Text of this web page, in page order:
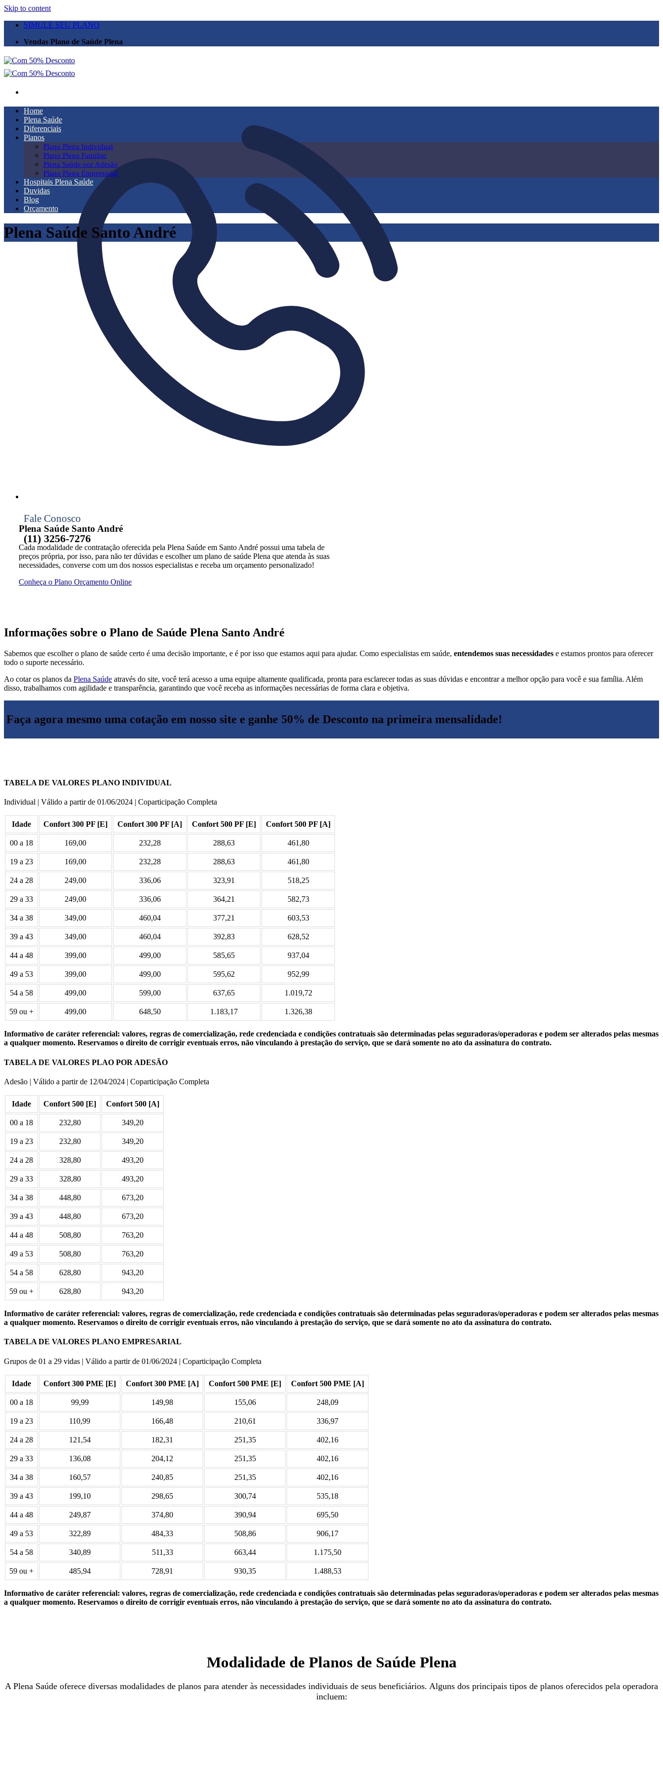
Skip to content
SIMULE SEU PLANO
Vendas Plano de Saúde Plena
Fale Conosco
(11) 3256-7276
Home
Plena Saúde
Diferenciais
Planos
Plano Plena Individual
Plano Plena Familiar
Plena Saúde por Adesão
Plano Plena Empresarial
Hospitais Plena Saúde
Duvidas
Blog
Orçamento
Plena Saúde Santo André
Plena Saúde Santo André
Cada modalidade de contratação oferecida pela Plena Saúde em Santo André possui uma tabela de
preços própria, por isso, para não ter dúvidas e escolher um plano de saúde Plena que atenda às suas
necessidades, converse com um dos nossos especialistas e receba um orçamento personalizado!
Conheça o Plano Orçamento Online
Informações sobre o Plano de Saúde Plena Santo André
Sabemos que escolher o plano de saúde certo é uma decisão importante, e é por isso que estamos aqui para ajudar. Como especialistas em saúde, entendemos suas necessidades e estamos prontos para oferecer
todo o suporte necessário.
Ao cotar os planos da Plena Saúde através do site, você terá acesso a uma equipe altamente qualificada, pronta para esclarecer todas as suas dúvidas e encontrar a melhor opção para você e sua família. Além
disso, trabalhamos com agilidade e transparência, garantindo que você receba as informações necessárias de forma clara e objetiva.
Faça agora mesmo uma cotação em nosso site e ganhe 50% de Desconto na primeira mensalidade!
TABELA DE VALORES PLANO INDIVIDUAL
Individual | Válido a partir de 01/06/2024 | Coparticipação Completa
Idade Confort 300 PF [E] Confort 300 PF [A] Confort 500 PF [E] Confort 500 PF [A]
00 a 18 169,00 232,28 288,63 461,80
19 a 23 169,00 232,28 288,63 461,80
24 a 28 249,00 336,06 323,91 518,25
29 a 33 249,00 336,06 364,21 582,73
34 a 38 349,00 460,04 377,21 603,53
39 a 43 349,00 460,04 392,83 628,52
44 a 48 399,00 499,00 585,65 937,04
49 a 53 399,00 499,00 595,62 952,99
54 a 58 499,00 599,00 637,65 1.019,72
59 ou + 499,00 648,50 1.183,17 1.326,38
Informativo de caráter referencial: valores, regras de comercialização, rede credenciada e condições contratuais são determinadas pelas seguradoras/operadoras e podem ser alterados pelas mesmas
a qualquer momento. Reservamos o direito de corrigir eventuais erros, não vinculando à prestação do serviço, que se dará somente no ato da assinatura do contrato.
TABELA DE VALORES PLAO POR ADESÃO
Adesão | Válido a partir de 12/04/2024 | Coparticipação Completa
Idade Confort 500 [E] Confort 500 [A]
00 a 18 232,80 349,20
19 a 23 232,80 349,20
24 a 28 328,80 493,20
29 a 33 328,80 493,20
34 a 38 448,80 673,20
39 a 43 448,80 673,20
44 a 48 508,80 763,20
49 a 53 508,80 763,20
54 a 58 628,80 943,20
59 ou + 628,80 943,20
Informativo de caráter referencial: valores, regras de comercialização, rede credenciada e condições contratuais são determinadas pelas seguradoras/operadoras e podem ser alterados pelas mesmas
a qualquer momento. Reservamos o direito de corrigir eventuais erros, não vinculando à prestação do serviço, que se dará somente no ato da assinatura do contrato.
TABELA DE VALORES PLANO EMPRESARIAL
Grupos de 01 a 29 vidas | Válido a partir de 01/06/2024 | Coparticipação Completa
Idade Confort 300 PME [E] Confort 300 PME [A] Confort 500 PME [E] Confort 500 PME [A]
00 a 18 99,99 149,98 155,06 248,09
19 a 23 110,99 166,48 210,61 336,97
24 a 28 121,54 182,31 251,35 402,16
29 a 33 136,08 204,12 251,35 402,16
34 a 38 160,57 240,85 251,35 402,16
39 a 43 199,10 298,65 300,74 535,18
44 a 48 249,87 374,80 390,94 695,50
49 a 53 322,89 484,33 508,86 906,17
54 a 58 340,89 511,33 663,44 1.175,50
59 ou + 485,94 728,91 930,35 1.488,53
Informativo de caráter referencial: valores, regras de comercialização, rede credenciada e condições contratuais são determinadas pelas seguradoras/operadoras e podem ser alterados pelas mesmas
a qualquer momento. Reservamos o direito de corrigir eventuais erros, não vinculando à prestação do serviço, que se dará somente no ato da assinatura do contrato.
Modalidade de Planos de Saúde Plena
A Plena Saúde oferece diversas modalidades de planos para atender às necessidades individuais de seus beneficiários. Alguns dos principais tipos de planos oferecidos pela operadora
incluem: